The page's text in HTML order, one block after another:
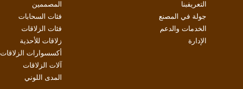
التعريفبنا
جولة في المصنع
الخدمات والدعم
الإدارة
المصممين
فئات السحابات
فئات الزلاقات
زلاقات للأحذية
أكسسوارات الزلاقات
آلات الزلاقات
المدى اللوني